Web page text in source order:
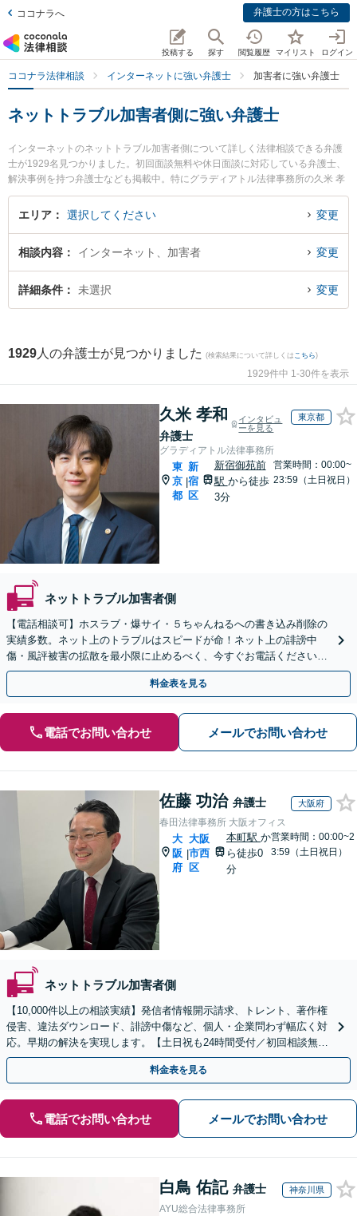
ココナラへ 弁護士の方はこちら
投稿する 探す 閲覧履歴 マイリスト ログイン
ココナラ法律相談 インターネットに強い弁護士 加害者に強い弁護士
ネットトラブル加害者側に強い弁護士
インターネットのネットトラブル加害者側について詳しく法律相談できる弁護
士が1929名見つかりました。初回面談無料や休日面談に対応している弁護士、
解決事例を持つ弁護士なども掲載中。特にグラディアトル法律事務所の久米 孝
和弁護士や春田法律事務所 大阪オフィスの佐藤 功治弁護士、AYU総合法律事務
所の白鳥 佑記弁護士のプロフィール情報や弁護士費用、強みなどが注目されて
います。東京や大阪、名古屋といった大都市圏の弁護士から福岡、札幌、仙台
方は是非ご利用ください。『東京都内で土日や夜間に発生したネットトラブル
加害者側のトラブルを今すぐに弁護士に相談したい』『ネットトラブル加害者
側のトラブル解決の実績豊富な大阪の弁護士を検索したい』『初回相談無料で
エリア 選択してください 変更
相談内容 インターネット、加害者 変更
詳細条件 未選択 変更
1929 人の弁護士が見つかりました (検索結果について詳しくは こちら)
1929件中 1-30件を表示
久米 孝和
弁護士
インタビュ
ーを見る
東京都
グラディアトル法律事務所
東
京
都
|
新
宿
区
新宿御苑前
駅 から徒歩
3分
営業時間：00:00~
23:59（土日祝日）
ネットトラブル加害者側
【電話相談可】ホスラブ・爆サイ・５ちゃんねるへの書き込み削除の
実績多数。ネット上のトラブルはスピードが命！ネット上の誹謗中
傷・風評被害の拡散を最小限に止めるべく、今すぐお電話ください。
情報削除に向けて全力を尽くします。
料金表を見る
電話でお問い合わせ メールでお問い合わせ
佐藤 功治 弁護士 大阪府
春田法律事務所 大阪オフィス
大
阪
府
|
大阪
市西
区
本町駅か
ら徒歩0
分
営業時間：00:00~2
3:59（土日祝日）
ネットトラブル加害者側
【10,000件以上の相談実績】発信者情報開示請求、トレント、著作権
侵害、違法ダウンロード、誹謗中傷など、個人・企業問わず幅広く対
応。早期の解決を実現します。【土日祝も24時間受付／初回相談無
料】
料金表を見る
電話でお問い合わせ メールでお問い合わせ
白鳥 佑記 弁護士 神奈川県
AYU総合法律事務所